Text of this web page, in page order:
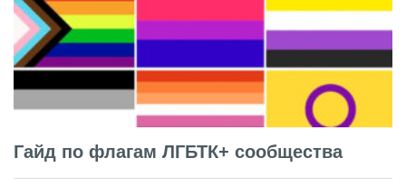
Гайд по флагам ЛГБТК+ сообщества